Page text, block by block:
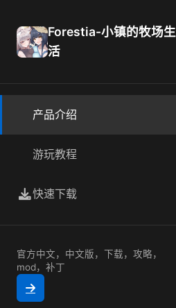
Forestia-小镇的牧场生
活
产品介绍
游玩教程
快速下载
官方中文，中文版，下载，攻略，
mod，补丁